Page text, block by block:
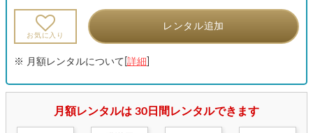
お気に入り
レンタル追加
※ 月額レンタルについて[ 詳細
月額レンタルは 30日間レンタルできます